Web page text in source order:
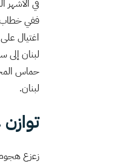
اغتيال
لبنان إلى
حماس
لبنان.
زعزع